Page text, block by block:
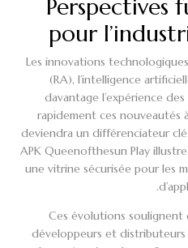
Perspectives
pour
Les innovations
(RA), l’intelligence
davantage l’expérience
rapidement ces nouveautés
deviendra un différenciateur
APK Queenofthesun Play
une vitrine sécurisée pour les
Ces évolutions soulignent
développeurs et